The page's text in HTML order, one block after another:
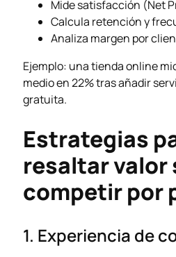
Mide satisfacción (Net
Calcula retención y
Analiza margen por
Ejemplo: una tienda online
medio en 22% tras añadir
gratuita.
Estrategias
resaltar valor
competir por
1. Experiencia de